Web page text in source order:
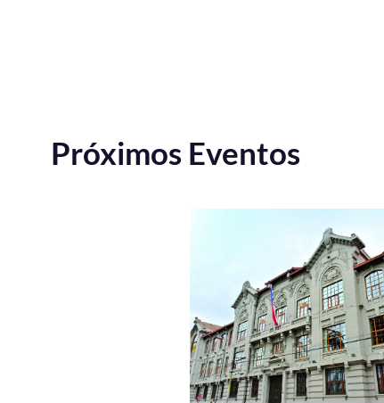
Próximos Eventos